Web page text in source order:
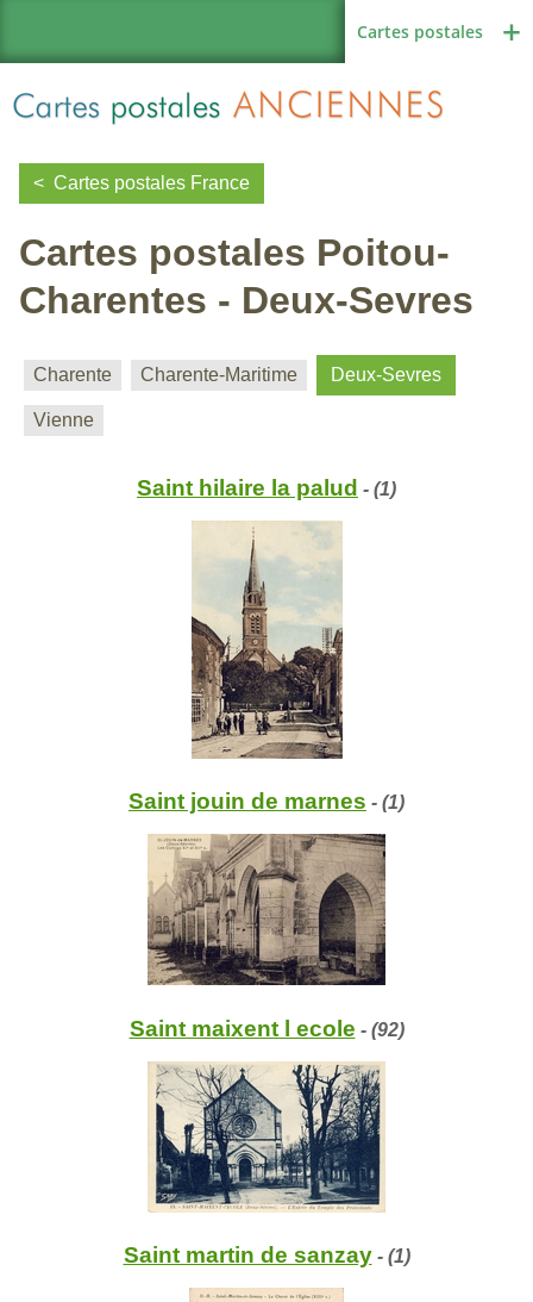
Cartes postales
Région de France
Autres pays
Cartes postales France
Cartes postales Poitou-
Charentes - Deux-Sevres
Charente Charente-Maritime Deux-Sevres
Vienne
Saint hilaire la palud - (1)
Saint jouin de marnes - (1)
Saint maixent l ecole - (92)
Saint martin de sanzay- (1)